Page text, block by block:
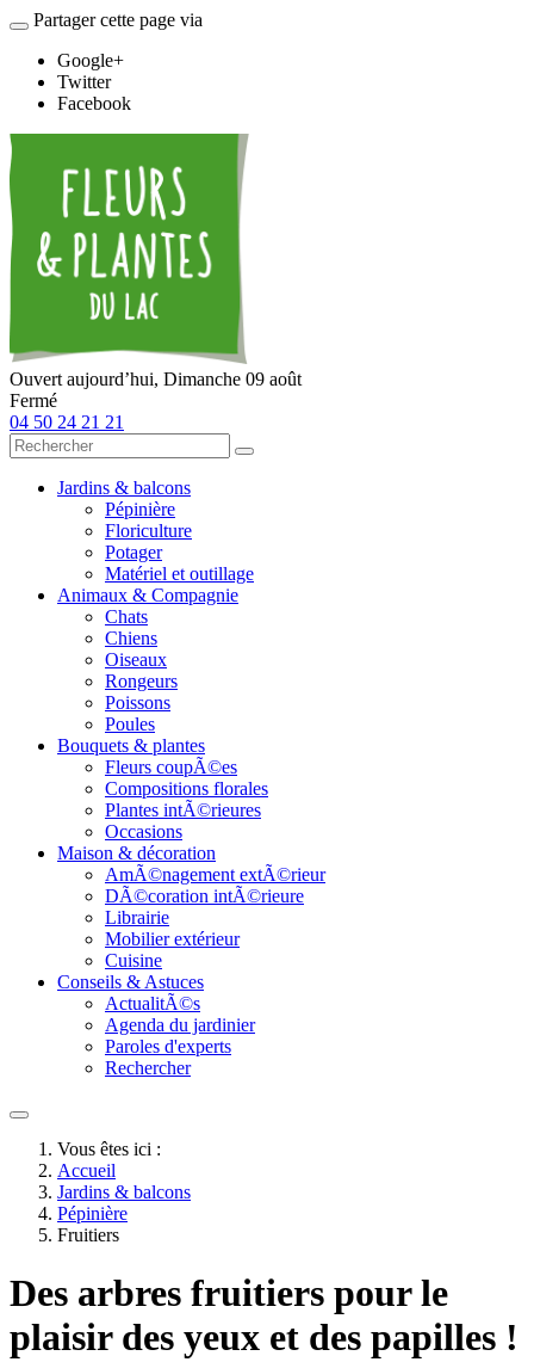
Partager cette page via
Google+
Twitter
Facebook
Ouvert aujourd’hui, Dimanche 09 août
Fermé
04 50 24 21 21
Jardins & balcons
Pépinière
Floriculture
Potager
Matériel et outillage
Animaux & Compagnie
Chats
Chiens
Oiseaux
Rongeurs
Poissons
Poules
Bouquets & plantes
Fleurs coupÃ©es
Compositions florales
Plantes intÃ©rieures
Occasions
Maison & décoration
AmÃ©nagement extÃ©rieur
DÃ©coration intÃ©rieure
Librairie
Mobilier extérieur
Cuisine
Conseils & Astuces
ActualitÃ©s
Agenda du jardinier
Paroles d'experts
Rechercher
Vous êtes ici :
Accueil
Jardins & balcons
Pépinière
Fruitiers
Des arbres fruitiers pour le
plaisir des yeux et des papilles !